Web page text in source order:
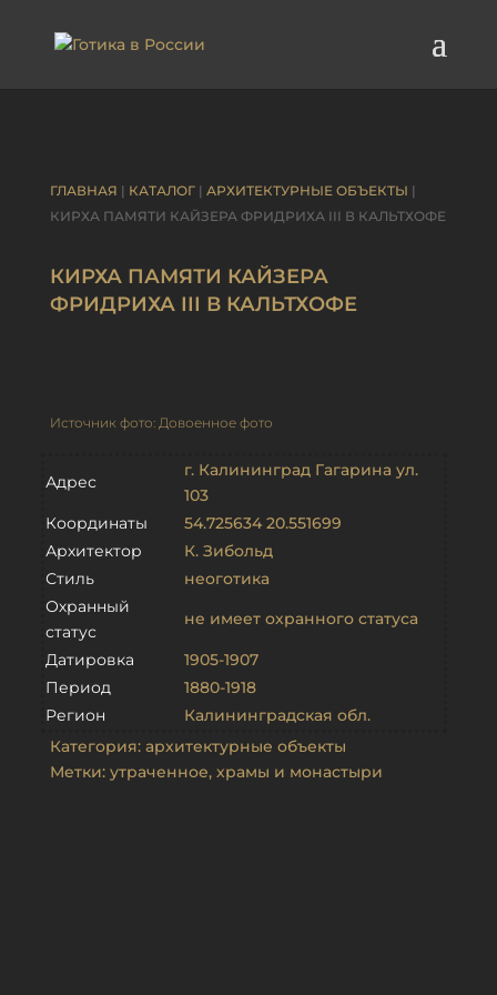
ГЛАВНАЯ | КАТАЛОГ| АРХИТЕКТУРНЫЕ ОБЪЕКТЫ |
КИРХА ПАМЯТИ КАЙЗЕРА ФРИДРИХА III В КАЛЬТХОФЕ
КИРХА ПАМЯТИ КАЙЗЕРА
ФРИДРИХА III В КАЛЬТХОФЕ
Источник фото: Довоенное фото
Адрес
г. Калининград Гагарина ул.
103
Координаты
54.725634 20.551699
Архитектор
К. Зибольд
Стиль
неоготика
Охранный
статус
не имеет охранного статуса
Датировка
1905-1907
Период
1880-1918
Регион
Калининградская обл.
Категория: архитектурные объекты
Метки: утраченное, храмы и монастыри